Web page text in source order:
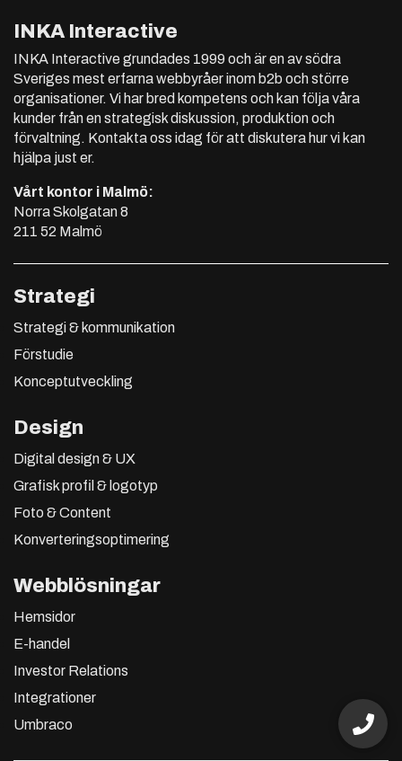
INKA Interactive
INKA Interactive grundades 1999 och är en av södra
Sveriges mest erfarna webbyråer inom b2b och större
organisationer. Vi har bred kompetens och kan följa våra
kunder från en strategisk diskussion, produktion och
förvaltning. Kontakta oss idag för att diskutera hur vi kan
hjälpa just er.
Vårt kontor i Malmö:
Norra Skolgatan 8
211 52 Malmö
Strategi
Strategi & kommunikation
Förstudie
Konceptutveckling
Design
Digital design & UX
Grafisk profil & logotyp
Foto & Content
Konverteringsoptimering
Webblösningar
Hemsidor
E-handel
Investor Relations
Integrationer
Umbraco